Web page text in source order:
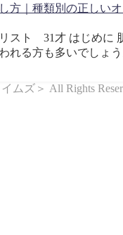
方｜種類別の正しい
ト 31才 はじめに
れる方も多いでしょ
ムズ＞ All Rights